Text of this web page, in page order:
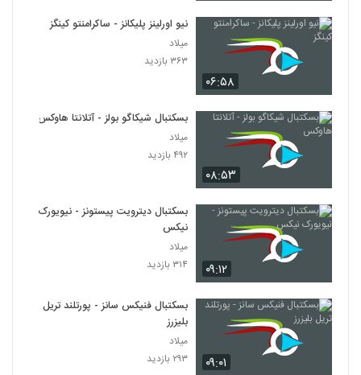
۰۶:۵۸
نیو اورلینز پلیکانز - ساکرامنتو کینگز
میلاد
۳۶۳ بازدید
۰۸:۵۳
بسکتبال شیکاگو بولز - آتلانتا هاوکس
میلاد
۴۹۲ بازدید
۰۹:۱۲
بسکتبال دیترویت پیستونز - نیویورک
نیکس
میلاد
۳۱۴ بازدید
۰۹:۰۱
بسکتبال فنیکس سانز - پورتلند تریل
بلیزرز
میلاد
۲۹۳ بازدید